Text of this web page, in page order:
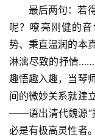
最后两句：若
呢？嘹亮刚健的
势、秉直温润的本
淋漓尽致的抒情
趣悟趣入趣，当琴
间的微妙关系就建
——语出清代魏源“
必是有极高灵性者